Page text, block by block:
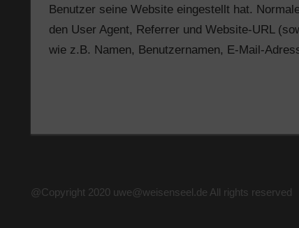
Benutzer seine Website eingestellt hat.
den User Agent, Referrer und Website-URL
wie z.B. Namen, Benutzernamen, E-Mail-
@Copyright 2020 uwe@weisenseel.de All rights reserved